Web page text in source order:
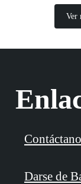
Ver
Darse de